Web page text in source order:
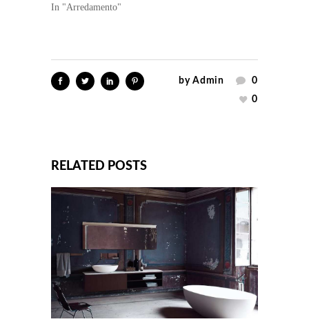
In "Arredamento"
by Admin
0
0
RELATED POSTS